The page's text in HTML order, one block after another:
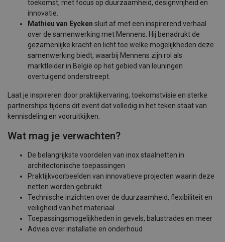
toekomst, met focus op duurzaamheid, designvrijheid en
innovatie.
Mathieu van Eycken sluit af met een inspirerend verhaal
over de samenwerking met Mennens. Hij benadrukt de
gezamenlijke kracht en licht toe welke mogelijkheden deze
samenwerking biedt, waarbij Mennens zijn rol als
marktleider in België op het gebied van leuningen
overtuigend onderstreept.
Laat je inspireren door praktijkervaring, toekomstvisie en sterke
partnerships tijdens dit event dat volledig in het teken staat van
kennisdeling en vooruitkijken.
Wat mag je verwachten?
De belangrijkste voordelen van inox staalnetten in
architectonische toepassingen
Praktijkvoorbeelden van innovatieve projecten waarin deze
netten worden gebruikt
Technische inzichten over de duurzaamheid, flexibiliteit en
veiligheid van het materiaal
Toepassingsmogelijkheden in gevels, balustrades en meer
Advies over installatie en onderhoud